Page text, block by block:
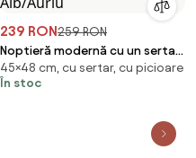
239 RON259 RON
Noptieră modernă cu un sertar,
48x45x45 cm, Alb/Auriu
45×48 cm, cu sertar, cu picioare
În stoc